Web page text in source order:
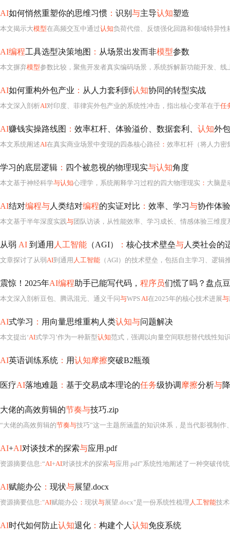
AI如何悄然重塑你的思维习惯 ： 识别 与主导认知塑造
本文揭示大模型在高频交互中通过认知负荷代偿、反馈强化回路和领域特异性耦合，系统性
AI编程工具选型决策地图 ： 从场景出发而非模型参数
本文摒弃模型参数比较，聚焦开发者真实编码场景，系统拆解新功能开发、线上Bug修复、
AI如何重构外包产业 ： 从人力套利到 认知协同的转型实战
本文深入剖析AI对印度、菲律宾外包产业的系统性冲击，指出核心变革在于任
AI赚钱实操路线图 ： 效率杠杆、体验溢价、数据套利、 认知外包
本文系统阐述AI在真实商业场景中变现的四条核心路径 ： 效率杠杆（将人力密集环节标准
学习的底层逻辑 ： 四个被忽视的物理现实与认知角度
本文基于神经科学与认知心理学，系统阐释学习过程的四大物理现实 ： 大脑是动态湿地
AI结对编程与人类结对编程的实证对比 ： 效率、学习与协作体验
本文基于半年深度实践与团队访谈，从性能效率、学习成长、情感体验三维度
从弱 AI 到通用 人工智能 （AGI） ： 核心技术壁垒与人类社会的
文章探讨了从弱AI到通用 人工智能 （AGI）的技术壁垒，包括自主学习、逻辑推理和环境感知等方面的
震惊！2025年AI编程助手已能写代码， 程序员们慌了吗？盘点
本文深入剖析豆包、腾讯混元、通义千问与WPSAI在2025年的核心技术进展与
AI式学习 ： 用向量思维重构人类认知与问题解决
本文提出‘AI式学习’作为一种新型认知范式，强调以向量空间联想替代线性知识积累、以动态上下文重组替代静态记忆存储、以跨域模式识别替代单点深度优先。通
AI英语训练系统 ： 用认知摩擦突破B2瓶颈
医疗AI落地难题 ： 基于交易成本理论的任务级协调 摩擦分析与
大佬的高效剪辑的节奏与技巧.zip
“大佬的高效剪辑的节奏与技巧”这一主题所涵盖的知识体系，是当代影视制作、新媒体内容创作及短视频工业化生产中极为关键且高度实践性的核心能力
AI+AI对谈技术的探索与应用.pdf
资源摘要信息:“AI+AI对谈技术的探索与应用.pdf”系统性地阐述了一种突破传统
AI赋能办公 ： 现状与展望.docx
资源摘要信息:"AI赋能办公 ： 现状与展望.docx"是一份系统性梳理 人工智能技术在现代
AI时代如何防止认知退化 ： 构建个人 认知免疫系统